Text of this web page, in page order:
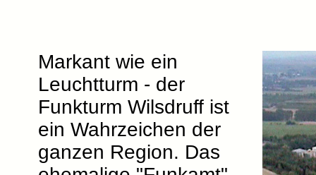
Markant wie ein
Leuchtturm - der
Funkturm Wilsdruff ist
ein Wahrzeichen der
ganzen Region. Das